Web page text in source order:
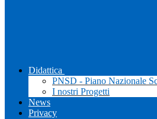
Didattica
PNSD - Piano Nazionale
I nostri Progetti
News
Privacy